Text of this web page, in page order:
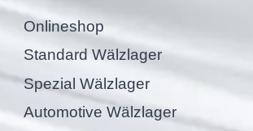
Online­shop
Standard Wälzla­ger
Spezial Wälzla­ger
Automo­tive Wälzlager